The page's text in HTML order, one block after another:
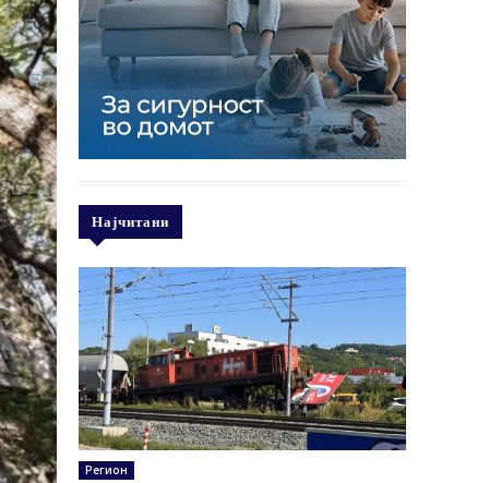
Најчитани
Регион